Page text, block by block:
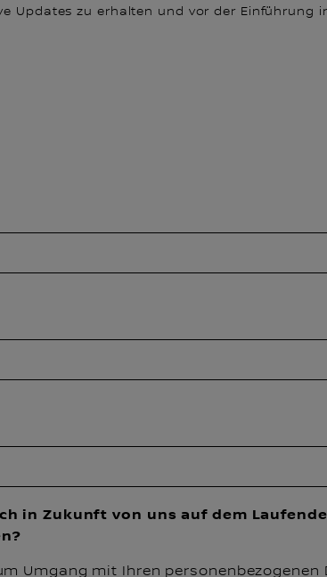
Updates zu erhalten und vor der Einführung
in Zukunft von uns auf dem
Umgang mit Ihren personenbezogenen